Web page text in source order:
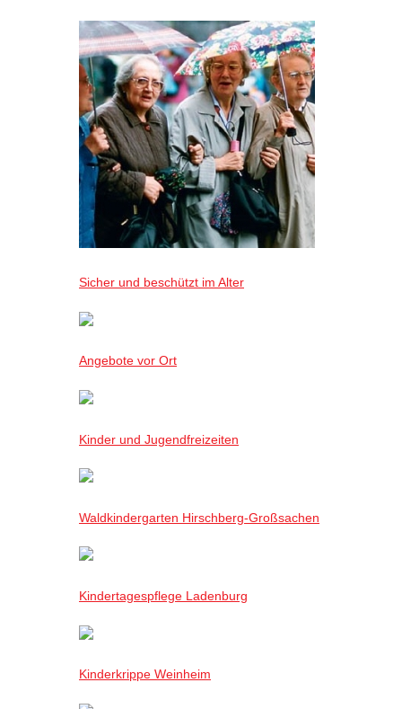
Sicher und beschützt im Alter
Angebote vor Ort
Kinder und Jugendfreizeiten
Waldkindergarten Hirschberg-Großsachen
Kindertagespflege Ladenburg
Kinderkrippe Weinheim